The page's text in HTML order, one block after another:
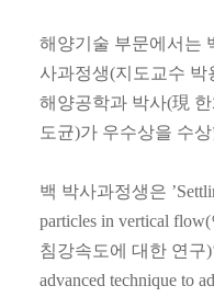
해양기술 부문에서는
사과정생(지도교수 박
해양공학과 박사(現
도균)가 우수상을 수
백 박사과정생은
particles in vertical
침강속도에 대한 연구
advanced technique to